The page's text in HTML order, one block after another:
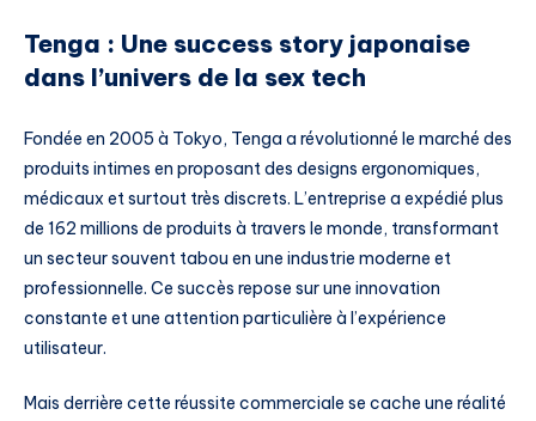
Tenga : Une success story japonaise
dans l’univers de la sex tech
Fondée en 2005 à Tokyo, Tenga a révolutionné le marché des
produits intimes en proposant des designs ergonomiques,
médicaux et surtout très discrets. L’entreprise a expédié plus
de 162 millions de produits à travers le monde, transformant
un secteur souvent tabou en une industrie moderne et
professionnelle. Ce succès repose sur une innovation
constante et une attention particulière à l’expérience
utilisateur.
Mais derrière cette réussite commerciale se cache une réalité